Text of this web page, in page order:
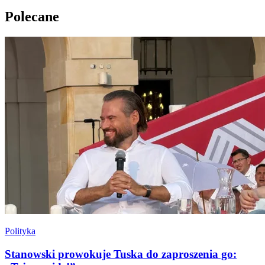
Polecane
Polityka
Stanowski prowokuje Tuska do zaproszenia go: